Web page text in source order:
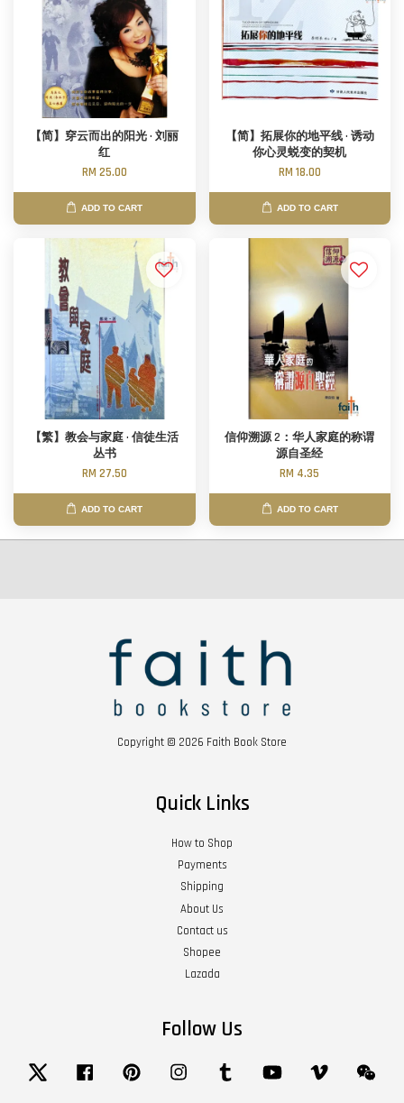
【简】穿云而出的阳光 · 刘丽
红
RM 25.00
ADD TO CART
【简】拓展你的地平线 · 诱动
你心灵蜕变的契机
RM 18.00
ADD TO CART
【繁】教会与家庭 · 信徒生活
丛书
RM 27.50
ADD TO CART
信仰溯源 2：华人家庭的称谓
源自圣经
RM 4.35
ADD TO CART
Copyright © 2026 Faith Book Store
Quick Links
How to Shop
Payments
Shipping
About Us
Contact us
Shopee
Lazada
Follow Us
Twitter Facebook Pinterest Instagram Tumblr YouTube Vimeo